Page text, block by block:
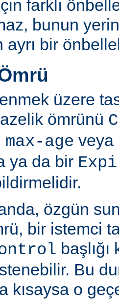
farklı
bunun
ayrı bir
üzere
ömrünü
max-age veya
ya da bir
özgün
bir istemci
Bu
kısaysa o